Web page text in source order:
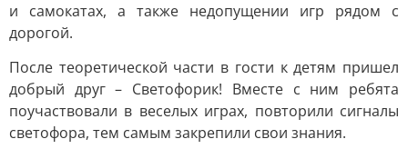
и самокатах, а также недопущении игр рядом с
дорогой.
После теоретической части в гости к детям пришел
добрый друг – Светофорик! Вместе с ним ребята
поучаствовали в веселых играх, повторили сигналы
светофора, тем самым закрепили свои знания.